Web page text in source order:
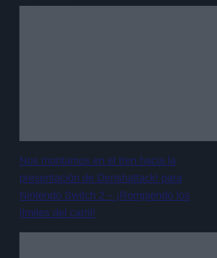
Nos montamos en el tren hacia la
presentación de Denshattack! para
Nintendo Switch 2 – ¡Rompiendo los
límites del carril!